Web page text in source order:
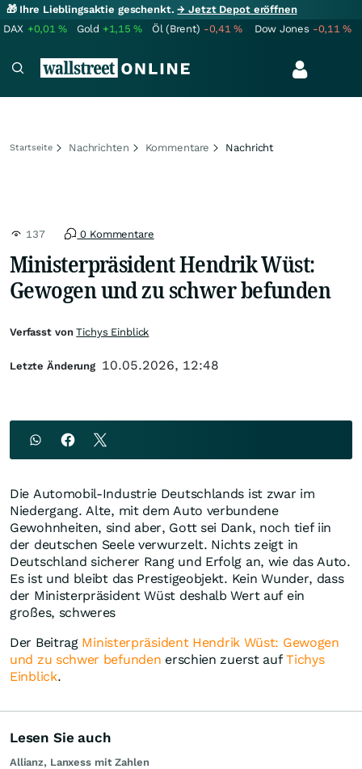
🎁 Ihre Lieblingsaktie geschenkt.→ Jetzt Depot eröffnen
DAX +0,01% Gold +1,15% Öl (Brent) -0,41% Dow Jones -0,11%
Startseite Nachrichten Kommentare Nachricht
137 0 Kommentare
Ministerpräsident Hendrik Wüst:
Gewogen und zu schwer befunden
Die Automobil-Industrie Deutschlands ist zwar im
Niedergang. Alte, mit dem Auto verbundene
Gewohnheiten, sind aber, Gott sei Dank, noch tief iin
der deutschen Seele verwurzelt. Nichts zeigt in
Deutschland sicherer Rang und Erfolg an, wie das Auto.
Es ist und bleibt das Prestigeobjekt. Kein Wunder, dass
der Ministerpräsident Wüst deshalb Wert auf ein
großes, schweres
Der Beitrag Ministerpräsident Hendrik Wüst: Gewogen
und zu schwer befunden erschien zuerst aufTichys
Einblick.
Lesen Sie auch
Allianz, Lanxess mit Zahlen
Verfasst vonTichys Einblick
Letzte Änderung 10.05.2026, 12:48